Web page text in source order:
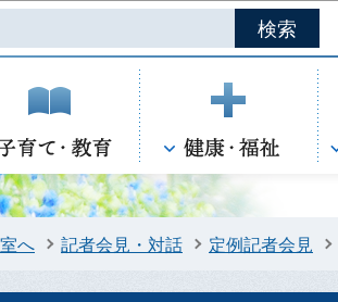
このページの本文へ移動
へ 記者会見・対話 定例記者会見